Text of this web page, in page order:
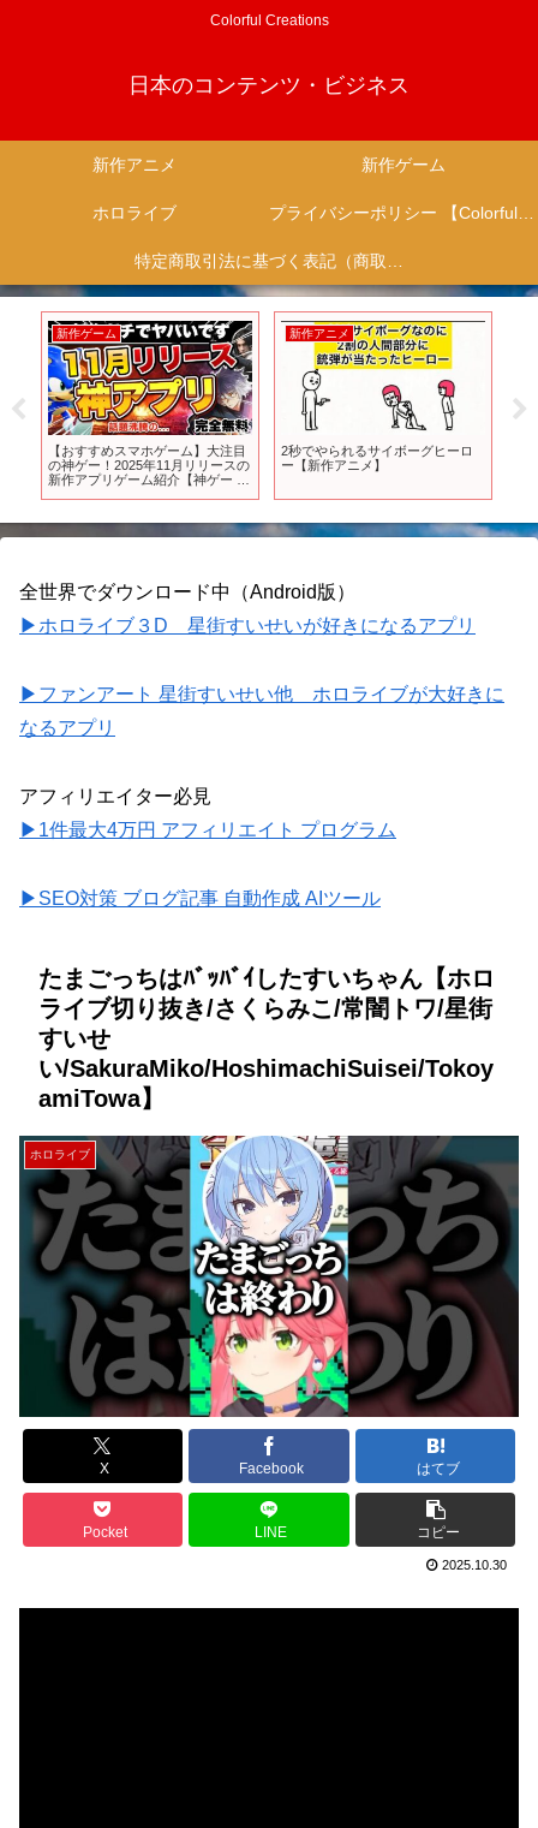
Colorful Creations
日本のコンテンツ・ビジネス
新作アニメ 新作ゲーム
ホロライブ プライバシーポリシー 【Colorful Creation】
特定商取引法に基づく表記（商取引に関する開示）
新作ゲーム
【おすすめスマホゲーム】大注目
の神ゲー！2025年11月リリースの
新作アプリゲーム紹介【神ゲー ソ
新作アニメ
2秒でやられるサイボーグヒーロ
ー【新作アニメ】
全世界でダウンロード中（Android版）
▶ホロライブ３D 星街すいせいが好きになるアプリ
▶ファンアート 星街すいせい他 ホロライブが大好きに
なるアプリ
アフィリエイター必見
▶1件最大4万円 アフィリエイト プログラム
▶SEO対策 ブログ記事 自動作成 AIツール
たまごっちはﾊﾞｯﾊﾞｲしたすいちゃん【ホロ
ライブ切り抜き/さくらみこ/常闇トワ/星街
すいせ
い/SakuraMiko/HoshimachiSuisei/Tokoy
amiTowa】
ホロライブ
X Facebook はてブ
Pocket LINE コピー
2025.10.30